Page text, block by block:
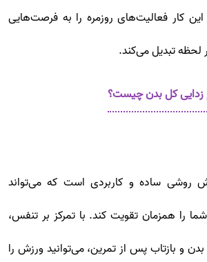
کار فعالیت‌های روزمره را به فرصت‌هایی
لحظه تبدیل می‌کند.
کل بدن چیست؟
روشی ساده و کاربردی است که می‌تواند
را همزمان تقویت کند. با تمرکز بر تنفس،
بدن و بازتاب پس از تمرین، می‌توانید ورزش را